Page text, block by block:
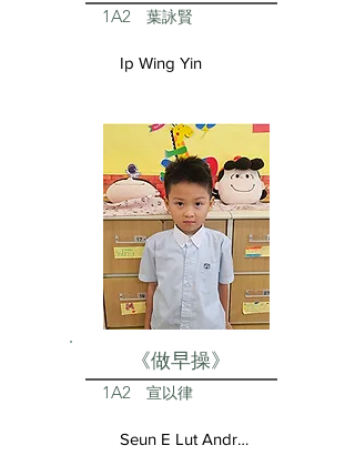
1A2 葉詠賢
Ip Wing Yin
《做早操》
1A2 宣以律
Seun E Lut Andrea